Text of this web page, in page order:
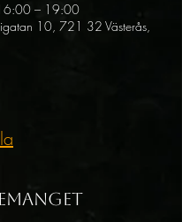
– 19:00
10, 721 32 Västerås,